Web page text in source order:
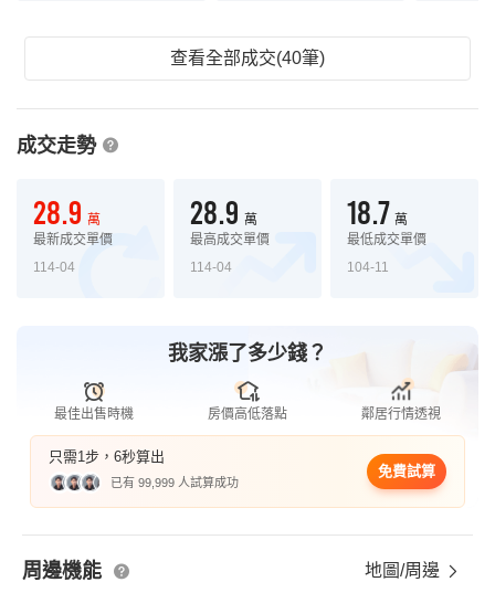
查看全部成交(40筆)
成交走勢
28.9 萬
最新成交單價
114-04
28.9 萬
最高成交單價
114-04
18.7 萬
最低成交單價
104-11
我家漲了多少錢？
最佳出售時機 房價高低落點 鄰居行情透視
只需1步，6秒算出
已有 99,999 人試算成功
免費試算
周邊機能 地圖/周邊